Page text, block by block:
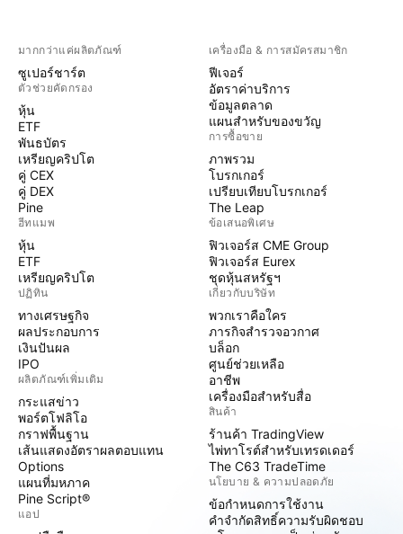
มากกว่าแค่ผลิตภัณฑ์
ซูเปอร์ชาร์ต
ตัวช่วยคัดกรอง
หุ้น
ETF
พันธบัตร
เหรียญคริปโต
คู่ CEX
คู่ DEX
Pine
ฮีทแมพ
หุ้น
ETF
เหรียญคริปโต
ปฏิทิน
ทางเศรษฐกิจ
ผลประกอบการ
เงินปันผล
IPO
ผลิตภัณฑ์เพิ่มเติม
กระแสข่าว
พอร์ตโฟลิโอ
กราฟพื้นฐาน
เส้นแสดงอัตราผลตอบแทน
Options
แผนที่มหภาค
Pine Script®
แอป
เครื่องมือ & การสมัครสมาชิก
ฟีเจอร์
อัตราค่าบริการ
ข้อมูลตลาด
แผนสำหรับของขวัญ
การซื้อขาย
ภาพรวม
โบรกเกอร์
เปรียบเทียบโบรกเกอร์
The Leap
ข้อเสนอพิเศษ
ฟิวเจอร์ส CME Group
ฟิวเจอร์ส Eurex
ชุดหุ้นสหรัฐฯ
เกี่ยวกับบริษัท
พวกเราคือใคร
ภารกิจสำรวจอวกาศ
บล็อก
ศูนย์ช่วยเหลือ
อาชีพ
เครื่องมือสำหรับสื่อ
สินค้า
ร้านค้า TradingView
ไพ่ทาโรต์สำหรับเทรดเดอร์
The C63 TradeTime
นโยบาย & ความปลอดภัย
ข้อกำหนดการใช้งาน
คำจำกัดสิทธิ์ความรับผิดชอบ